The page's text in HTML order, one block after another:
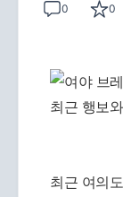
0 0
최근 여의